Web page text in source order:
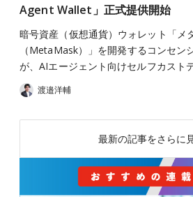
Agent Wallet」正式提供開始
暗号資産（仮想通貨）ウォレット「メ
（MetaMask）」を開発するコンセン
が、AIエージェント向けセルフカスト
渡邉洋輔
最新の記事をさらに